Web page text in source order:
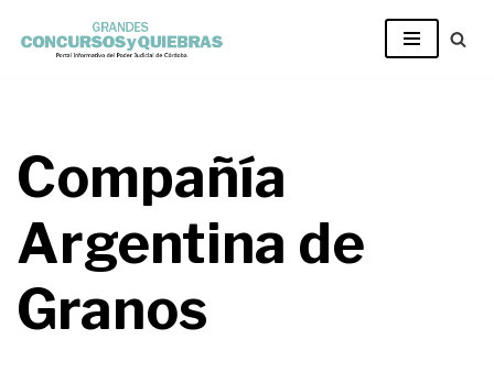
Compañía
Argentina de
Granos